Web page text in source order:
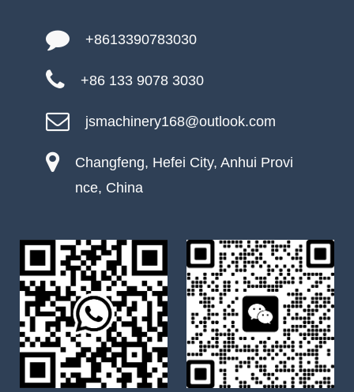
+8613390783030
+86 133 9078 3030
jsmachinery168@outlook.com
Changfeng, Hefei City, Anhui Provi
nce, China